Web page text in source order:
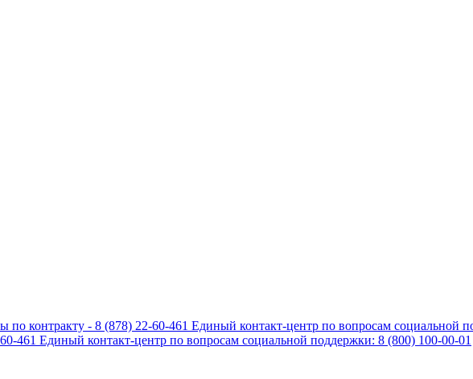
по контракту - 8 (878) 22-60-461 Единый контакт-центр по вопросам социальной
461 Единый контакт-центр по вопросам социальной поддержки: 8 (800) 100-00-01